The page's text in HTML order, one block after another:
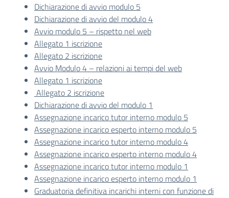
Dichiarazione di avvio modulo 5
Dichiarazione di avvio del modulo 4
Avvio modulo 5 – rispetto nel web
Allegato 1 iscrizione
Allegato 2 iscrizione
Avvio Modulo 4 – relazioni ai tempi del web
Allegato 1 iscrizione
Allegato 2 iscrizione
Dichiarazione di avvio del modulo 1
Assegnazione incarico tutor interno modulo 5
Assegnazione incarico esperto interno modulo 5
Assegnazione incarico tutor interno modulo 4
Assegnazione incarico esperto interno modulo 4
Assegnazione incarico tutor interno modulo 1
Assegnazione incarico esperto interno modulo 1
Graduatoria definitiva incarichi interni con funzione di